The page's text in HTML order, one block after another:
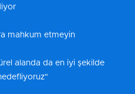
mahkum etmeyin
alanda da en iyi şekilde